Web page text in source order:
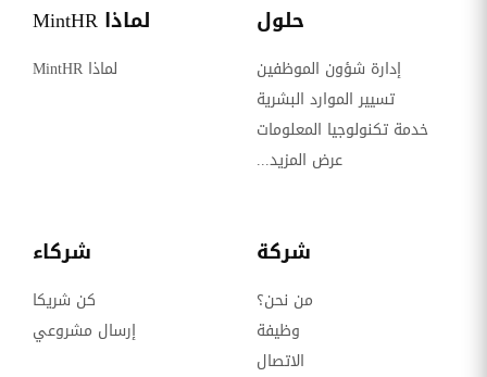
حلول
إدارة شؤون الموظفين
تسيير الموارد البشرية
خدمة تكنولوجيا المعلومات
عرض المزيد...
لماذا MintHR
لماذا MintHR
شركة
من نحن؟
وظيفة
الاتصال
شركاء
كن شريكا
إرسال مشروعي